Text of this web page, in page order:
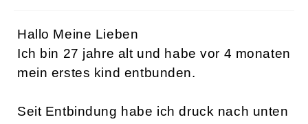
Hallo Meine Lieben
Ich bin 27 jahre alt und habe vor 4 monaten
mein erstes kind entbunden.
Seit Entbindung habe ich druck nach unten